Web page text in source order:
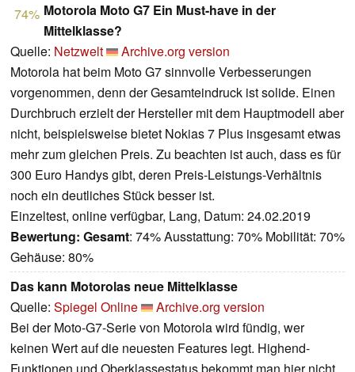
74% Motorola Moto G7 Ein Must-have in der
Mittelklasse?
Quelle: Netzwelt
Archive.org version
Motorola hat beim Moto G7 sinnvolle Verbesserungen
vorgenommen, denn der Gesamteindruck ist solide. Einen
Durchbruch erzielt der Hersteller mit dem Hauptmodell aber
nicht, beispielsweise bietet Nokias 7 Plus insgesamt etwas
mehr zum gleichen Preis. Zu beachten ist auch, dass es für
300 Euro Handys gibt, deren Preis-Leistungs-Verhältnis
noch ein deutliches Stück besser ist.
Einzeltest, online verfügbar, Lang, Datum: 24.02.2019
Bewertung: Gesamt: 74% Ausstattung: 70% Mobilität: 70%
Gehäuse: 80%
Das kann Motorolas neue Mittelklasse
Quelle: Spiegel Online
Archive.org version
Bei der Moto-G7-Serie von Motorola wird fündig, wer
keinen Wert auf die neuesten Features legt. Highend-